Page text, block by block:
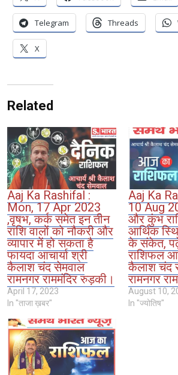
Telegram Threads
X
Related
Aaj Ka Rashifal :
Mon, 17 Apr 2023
,वृषभ, कर्क समेत इन तीन
राशि वालों को नौकरी और
व्यापार में हो सकता है
फायदा आचार्या श्री
कैलाश चंद सेमवाल
रामनगर राममंदिर रुड़की।
April 17, 2023
In "ताजा ख़बर"
Aaj Ka
10 Aug
और कुंभ
आर्थिक
के संकेत,
राशिफल
कैलाश चंद
रामनगर
August 10,
In "ज्योतिष"